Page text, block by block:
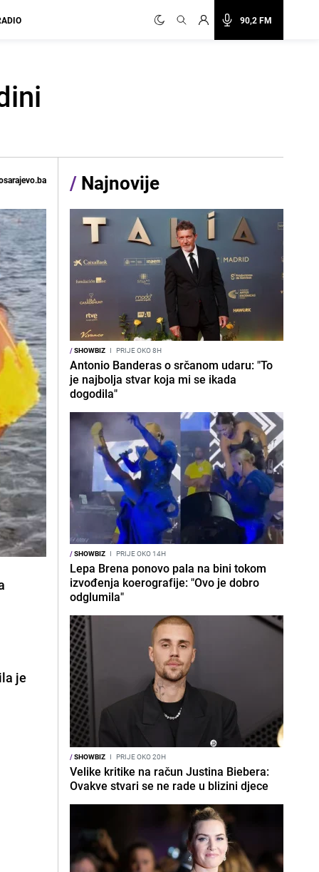
90,2 FM
je
/ Najnovije
/SHOWBIZ I PRIJE OKO 8H
Antonio Banderas o srčanom udaru: "To
je najbolja stvar koja mi se ikada
dogodila"
/SHOWBIZ I PRIJE OKO 14H
Lepa Brena ponovo pala na bini tokom
izvođenja koerografije: "Ovo je dobro
odglumila"
/SHOWBIZ I PRIJE OKO 20H
Velike kritike na račun Justina Biebera:
Ovakve stvari se ne rade u blizini djece